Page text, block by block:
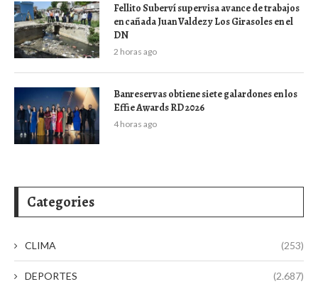
Fellito Suberví supervisa avance de trabajos
en cañada Juan Valdez y Los Girasoles en el
DN
2 horas ago
Banreservas obtiene siete galardones en los
Effie Awards RD 2026
4 horas ago
Categories
CLIMA (253)
DEPORTES (2.687)